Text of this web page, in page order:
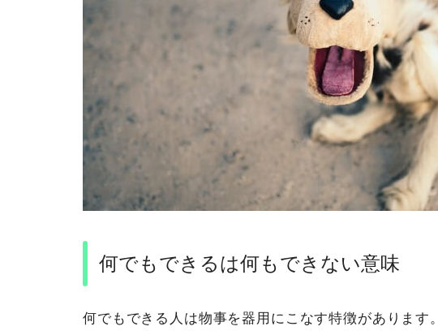
何でもできるは何もできない意味
何でもできる人は物事を器用にこなす特徴があります。